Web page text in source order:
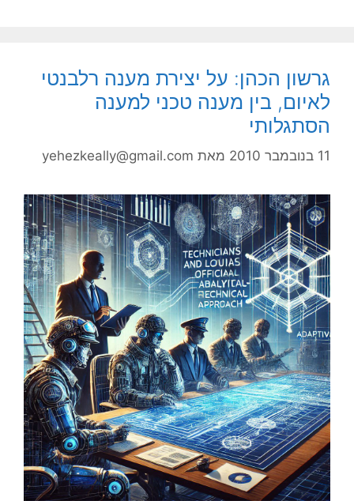
גרשון הכהן: על יצירת מענה רלבנטי
לאיום, בין מענה טכני למענה
הסתגלותי
11 בנובמבר 2010 מאת yehezkeally@gmail.com